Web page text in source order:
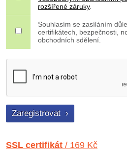
rozšířené záruky.
Souhlasím se zasíláním
certifikátech, bezpečnosti,
obchodních sdělení.
SSL certifikát / 169 Kč